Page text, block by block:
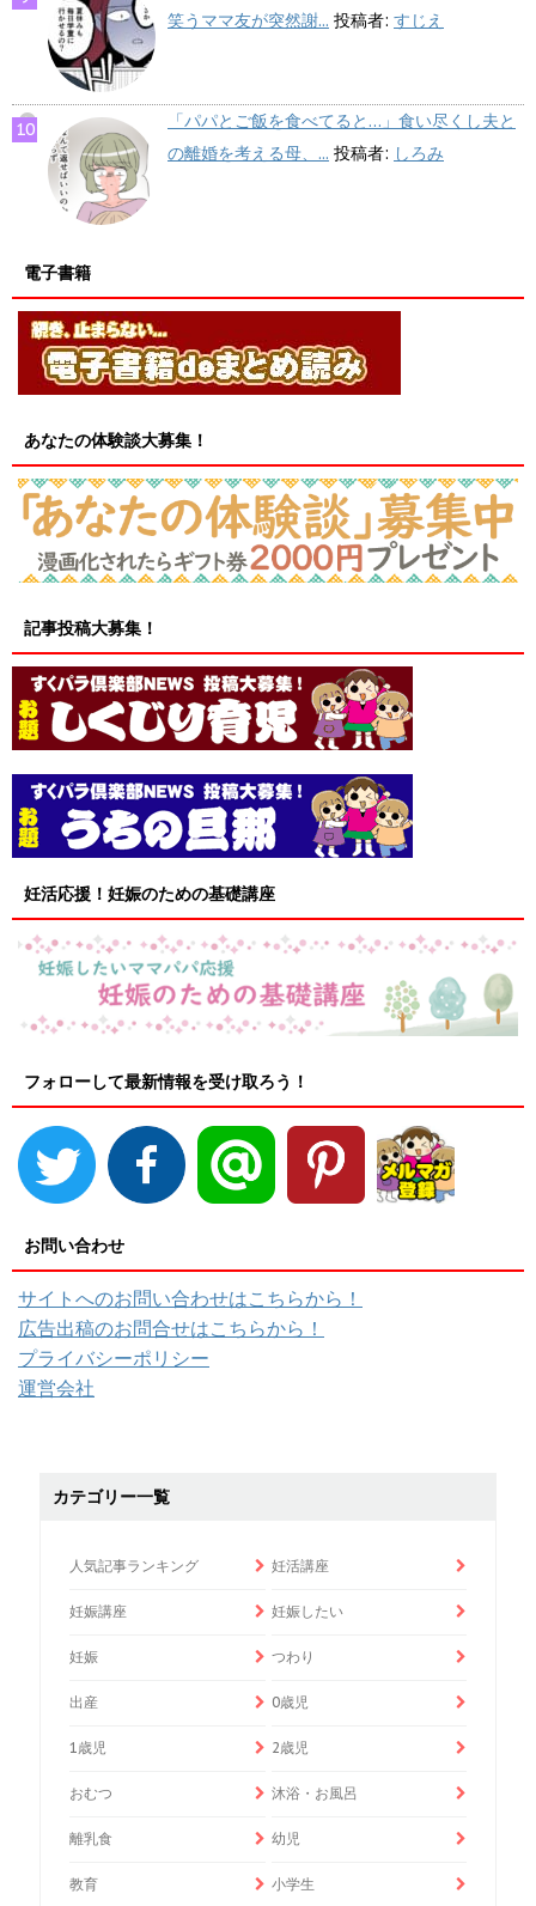
笑うママ友が突然謝... 投稿者: すじえ
「パパとご飯を食べてると…」食い尽くし夫と
の離婚を考える母、... 投稿者: しろみ
電子書籍
あなたの体験談大募集！
記事投稿大募集！
妊活応援！妊娠のための基礎講座
フォローして最新情報を受け取ろう！
お問い合わせ
サイトへのお問い合わせはこちらから！
広告出稿のお問合せはこちらから！
プライバシーポリシー
運営会社
カテゴリー一覧
人気記事ランキング 妊活講座
妊娠講座 妊娠したい
妊娠 つわり
出産 0歳児
1歳児 2歳児
おむつ 沐浴・お風呂
離乳食 幼児
教育 小学生